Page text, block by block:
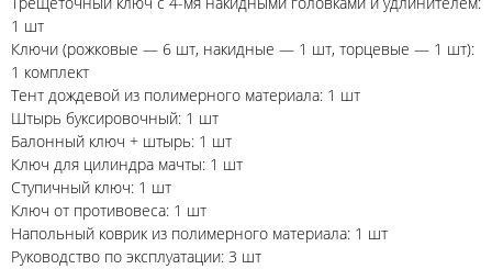
1 шт
Ключи (рожковые — 6 шт, накидные — 1 шт, торцевые — 1 шт):
1 комплект
Тент дождевой из полимерного материала: 1 шт
Штырь буксировочный: 1 шт
Балонный ключ + штырь: 1 шт
Ключ для цилиндра мачты: 1 шт
Ступичный ключ: 1 шт
Ключ от противовеса: 1 шт
Напольный коврик из полимерного материала: 1 шт
Руководство по эксплуатации: 3 шт